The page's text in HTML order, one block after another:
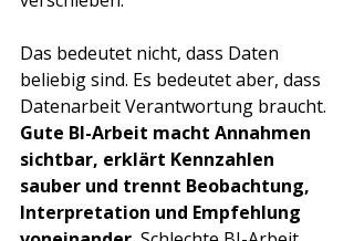
Das bedeutet nicht, dass Daten
beliebig sind. Es bedeutet aber, dass
Datenarbeit Verantwortung braucht.
Gute BI-Arbeit macht Annahmen
sichtbar, erklärt Kennzahlen
sauber und trennt Beobachtung,
Interpretation und Empfehlung